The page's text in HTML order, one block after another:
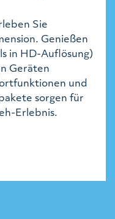
Sie
Genießen
in HD-Auflösung)
Geräten
und
sorgen für
Erlebnis.